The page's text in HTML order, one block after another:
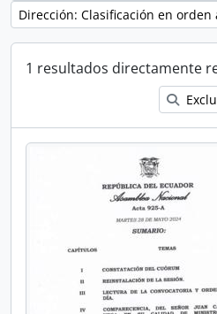
Dirección: Clasificación en orden
1 resultados directamente